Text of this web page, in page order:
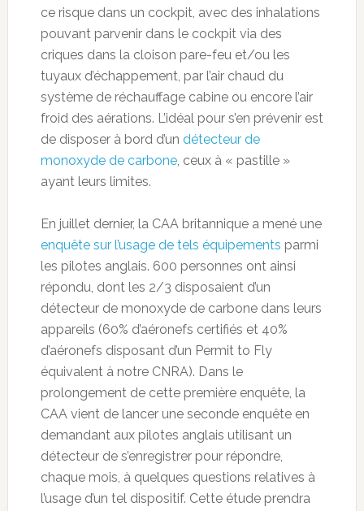
ce risque dans un cockpit, avec des inhalations
pouvant parvenir dans le cockpit via des
criques dans la cloison pare-feu et/ou les
tuyaux d’échappement, par l’air chaud du
système de réchauffage cabine ou encore l’air
froid des aérations. L’idéal pour s’en prévenir est
de disposer à bord d’un détecteur de
monoxyde de carbone, ceux à « pastille »
ayant leurs limites.
En juillet dernier, la CAA britannique a mené une
enquête sur l’usage de tels équipements parmi
les pilotes anglais. 600 personnes ont ainsi
répondu, dont les 2/3 disposaient d’un
détecteur de monoxyde de carbone dans leurs
appareils (60% d’aéronefs certifiés et 40%
d’aéronefs disposant d’un Permit to Fly
équivalent à notre CNRA). Dans le
prolongement de cette première enquête, la
CAA vient de lancer une seconde enquête en
demandant aux pilotes anglais utilisant un
détecteur de s’enregistrer pour répondre,
chaque mois, à quelques questions relatives à
l’usage d’un tel dispositif. Cette étude prendra